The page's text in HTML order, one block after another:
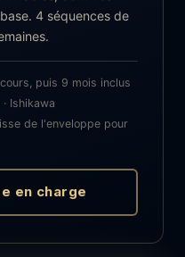
4 séquences de
puis 9 mois inclus
Ishikawa
de l'enveloppe pour
en charge